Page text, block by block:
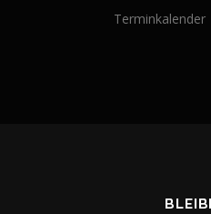
Terminkalender